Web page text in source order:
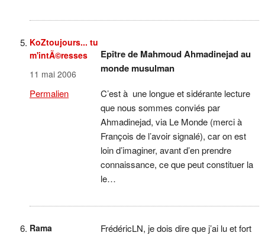
KoZtoujours... tu
m'intÃ©resses
11 mai 2006
Permalien
Epître de Mahmoud Ahmadinejad au
monde musulman
C’est à une longue et sidérante lecture
que nous sommes conviés par
Ahmadinejad, via Le Monde (merci à
François de l’avoir signalé), car on est
loin d’imaginer, avant d’en prendre
connaissance, ce que peut constituer la
le…
Rama
FrédéricLN, je dois dire que j’ai lu et fort